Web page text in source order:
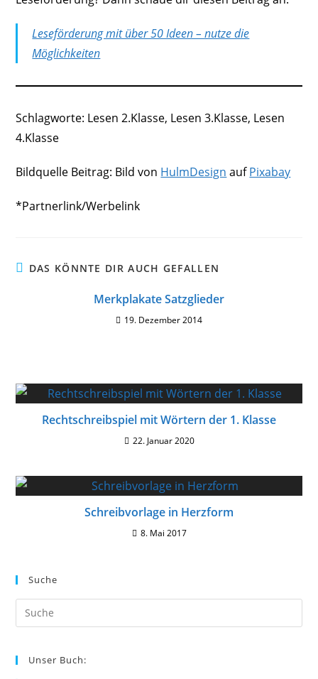
Leseförderung mit über 50 Ideen – nutze die
Möglichkeiten
Schlagworte: Lesen 2.Klasse, Lesen 3.Klasse, Lesen
4.Klasse
Bildquelle Beitrag: Bild von HulmDesign aufPixabay
*Partnerlink/Werbelink
DAS KÖNNTE DIR AUCH GEFALLEN
Merkplakate Satzglieder
19. Dezember 2014
Rechtschreibspiel mit Wörtern der 1. Klasse
22. Januar 2020
Schreibvorlage in Herzform
8. Mai 2017
Suche
Suche
nach:
Unser Buch: